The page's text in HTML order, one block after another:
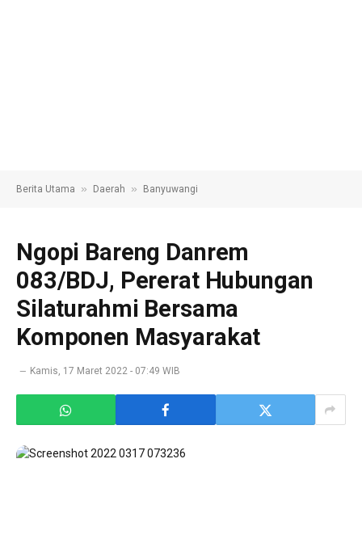
Berita Utama » Daerah » Banyuwangi
Ngopi Bareng Danrem
083/BDJ, Pererat Hubungan
Silaturahmi Bersama
Komponen Masyarakat
Kamis, 17 Maret 2022 - 07:49 WIB